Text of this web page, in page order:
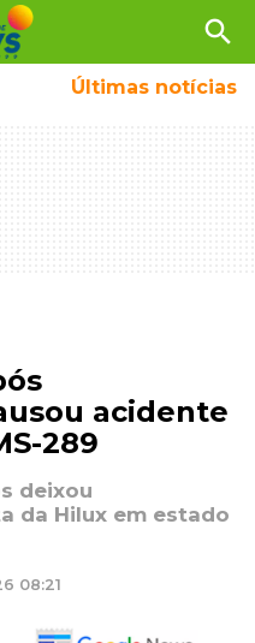
search
Últimas notícias
acidente
289
deixou
da Hilux em estado
08:21